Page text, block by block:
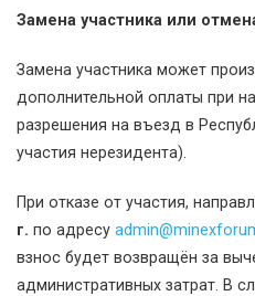
Замена участника или
Замена участника может
дополнительной оплаты при
разрешения на въезд в
участия нерезидента).
При отказе от участия,
г. по адресу
взнос будет возвращён за
административных затрат. В